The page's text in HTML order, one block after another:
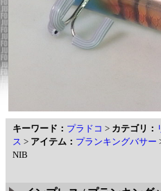
キーワード： プラドコ > カテゴリ：
ス > アイテム： プランキングバサー
NIB